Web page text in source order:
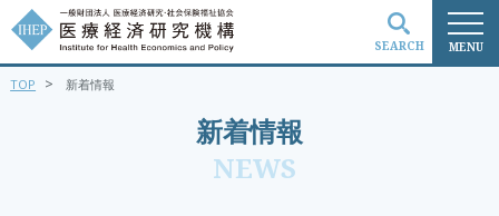
MENU
SEARCH
新着情報
NEWS
TOP > 新着情報